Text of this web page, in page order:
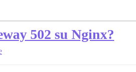
502 su Nginx?